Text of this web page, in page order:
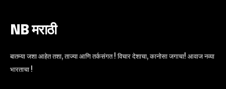
NB मराठी
बातम्या जशा आहेत तशा, ताज्या आणि तर्कसंगत ! विचार देशाचा, कानोसा जगाचा! आवाज नव्या
भारताचा !